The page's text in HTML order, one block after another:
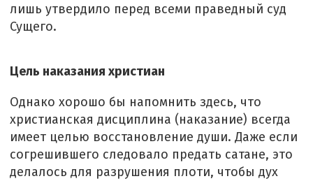
лишь утвердило перед всеми праведный суд
Сущего.
Цель наказания христиан
Однако хорошо бы напомнить здесь, что
христианская дисциплина (наказание) всегда
имеет целью восстановление души. Даже если
согрешившего следовало предать сатане, это
делалось для разрушения плоти, чтобы дух